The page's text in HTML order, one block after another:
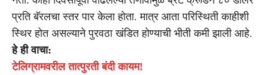
प्रति बॅरलचा स्तर पार केला होता. मात्र आता परिस्थिती काहीशी
स्थिर होत असल्याने पुरवठा खंडित होण्याची भीती कमी झाली आहे.
हे ही वाचा:
टेलिग्रामवरील तात्पुरती बंदी कायम!